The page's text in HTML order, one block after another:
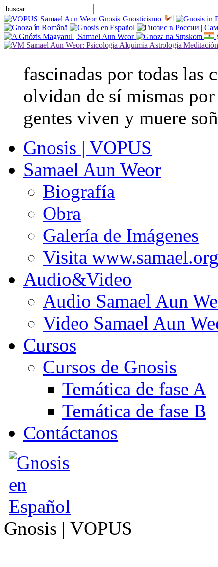
fascinadas por todas las
olvidan de sí mismas
gentes viven y muere
Gnosis | VOPUS
Samael Aun Weor
Biografía
Obra
Galería de Imágenes
Visita www.samael.org
Audio&Video
Audio Samael Aun
Video Samael Aun
Cursos
Cursos de Gnosis
Temática de fase A
Temática de fase B
Contáctanos
Gnosis | VOPUS